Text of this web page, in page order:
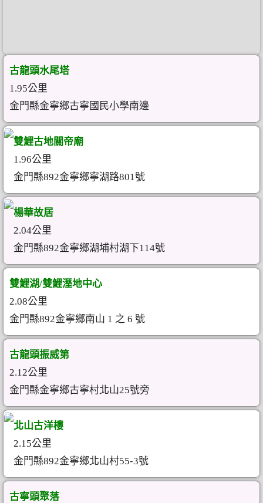
古龍頭水尾塔
1.95公里
金門縣金寧鄉古寧國民小學南邊
雙鯉古地關帝廟
1.96公里
金門縣892金寧鄉寧湖路801號
楊華故居
2.04公里
金門縣892金寧鄉湖埔村湖下114號
雙鯉湖/雙鯉溼地中心
2.08公里
金門縣892金寧鄉南山 1 之 6 號
古龍頭振威第
2.12公里
金門縣金寧鄉古寧村北山25號旁
北山古洋樓
2.15公里
金門縣892金寧鄉北山村55-3號
古寧頭聚落